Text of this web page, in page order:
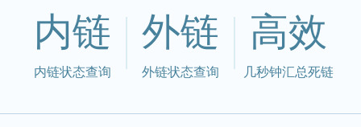
内链
内链状态查询
外链
外链状态查询
高效
几秒钟汇总死链